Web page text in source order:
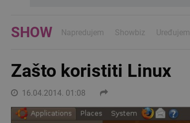
SHOW Napredujem Showbiz Uređujem
Zašto koristiti Linux
16.04.2014. 01:08